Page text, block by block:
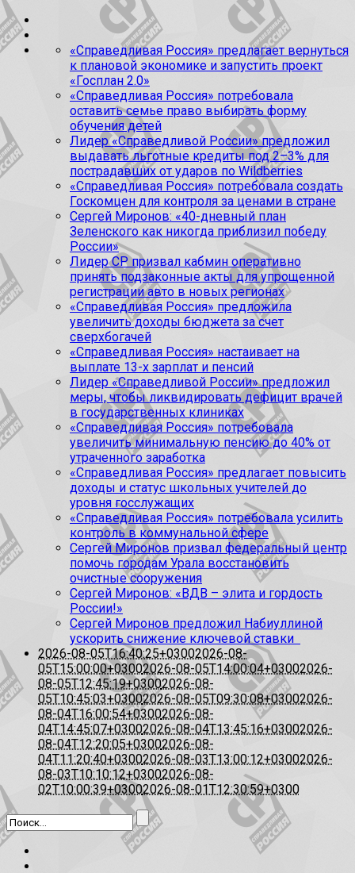
«Справедливая Россия» предлагает вернуться
к плановой экономике и запустить проект
«Госплан 2.0»
«Справедливая Россия» потребовала
оставить семье право выбирать форму
обучения детей
Лидер «Справедливой России» предложил
выдавать льготные кредиты под 2–3% для
пострадавших от ударов по Wildberries
«Справедливая Россия» потребовала создать
Госкомцен для контроля за ценами в стране
Сергей Миронов: «40-дневный план
Зеленского как никогда приблизил победу
России»
Лидер СР призвал кабмин оперативно
принять подзаконные акты для упрощенной
регистрации авто в новых регионах
«Справедливая Россия» предложила
увеличить доходы бюджета за счет
сверхбогачей
«Справедливая Россия» настаивает на
выплате 13-х зарплат и пенсий
Лидер «Справедливой России» предложил
меры, чтобы ликвидировать дефицит врачей
в государственных клиниках
«Справедливая Россия» потребовала
увеличить минимальную пенсию до 40% от
утраченного заработка
«Справедливая Россия» предлагает повысить
доходы и статус школьных учителей до
уровня госслужащих
«Справедливая Россия» потребовала усилить
контроль в коммунальной сфере
Сергей Миронов призвал федеральный центр
помочь городам Урала восстановить
очистные сооружения
Сергей Миронов: «ВДВ – элита и гордость
России!»
Сергей Миронов предложил Набиуллиной
ускорить снижение ключевой ставки
2026-08-05T16:40:25+03002026-08-
05T15:00:00+03002026-08-05T14:00:04+03002026-
08-05T12:45:19+03002026-08-
05T10:45:03+03002026-08-05T09:30:08+03002026-
08-04T16:00:54+03002026-08-
04T14:45:07+03002026-08-04T13:45:16+03002026-
08-04T12:20:05+03002026-08-
04T11:20:40+03002026-08-03T13:00:12+03002026-
08-03T10:10:12+03002026-08-
02T10:00:39+03002026-08-01T12:30:59+0300